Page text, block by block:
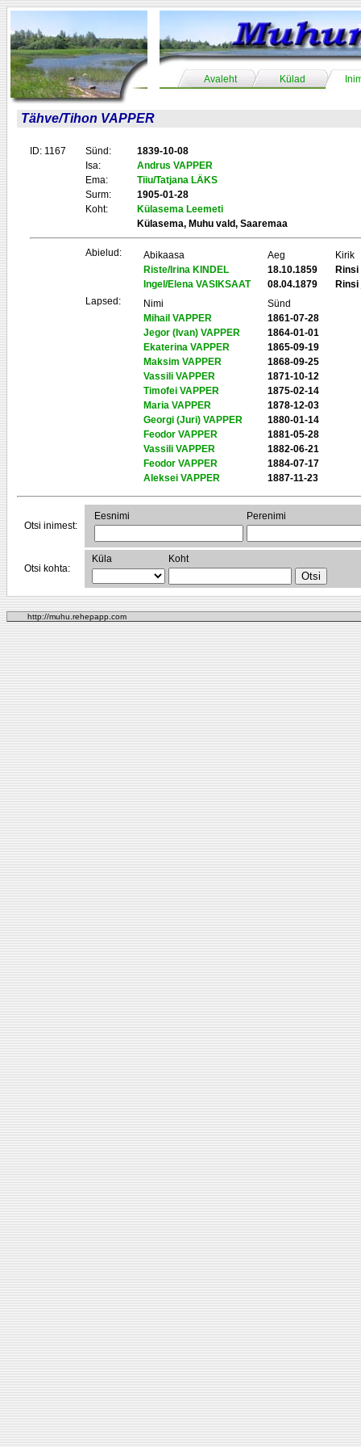
Avaleht Külad
Tähve/Tihon VAPPER
ID: 1167 Sünd:
1839-10-08
Isa:
Andrus VAPPER
Ema:
Tiiu/Tatjana LÄKS
Surm:
1905-01-28
Koht:
Külasema Leemeti
Külasema, Muhu vald, Saaremaa
Abielud: Abikaasa Aeg
Kirik
Riste/Irina KINDEL
18.10.1859
Rinsi
Ingel/Elena VASIKSAAT
08.04.1879
Lapsed:
Nimi
Sünd
Mihail VAPPER
1861-07-28
Jegor (Ivan) VAPPER
1864-01-01
Ekaterina VAPPER
1865-09-19
Maksim VAPPER
1868-09-25
Vassili VAPPER
1871-10-12
Timofei VAPPER
1875-02-14
Maria VAPPER
1878-12-03
Georgi (Juri) VAPPER
1880-01-14
Feodor VAPPER
1881-05-28
Vassili VAPPER
1882-06-21
Feodor VAPPER
1884-07-17
Aleksei VAPPER
1887-11-23
Otsi inimest:
Eesnimi Perenimi
Otsi kohta:
Küla Koht
http://muhu.rehepapp.com